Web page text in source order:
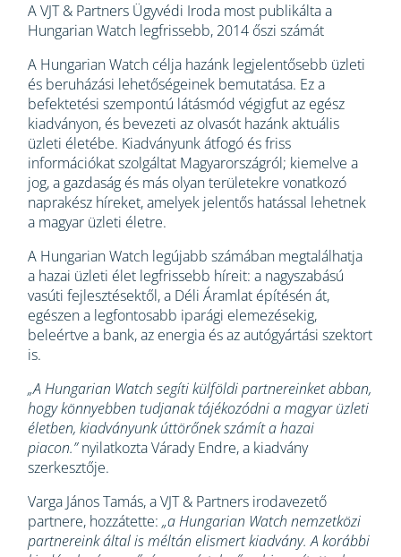
A VJT & Partners Ügyvédi Iroda most publikálta a
Hungarian Watch legfrissebb, 2014 őszi számát
A Hungarian Watch célja hazánk legjelentősebb üzleti
és beruházási lehetőségeinek bemutatása. Ez a
befektetési szempontú látásmód végigfut az egész
kiadványon, és bevezeti az olvasót hazánk aktuális
üzleti életébe. Kiadványunk átfogó és friss
információkat szolgáltat Magyarországról; kiemelve a
jog, a gazdaság és más olyan területekre vonatkozó
naprakész híreket, amelyek jelentős hatással lehetnek
a magyar üzleti életre.
A Hungarian Watch legújabb számában megtalálhatja
a hazai üzleti élet legfrissebb híreit: a nagyszabású
vasúti fejlesztésektől, a Déli Áramlat építésén át,
egészen a legfontosabb iparági elemezésekig,
beleértve a bank, az energia és az autógyártási szektort
is.
„A Hungarian Watch segíti külföldi partnereinket abban,
hogy könnyebben tudjanak tájékozódni a magyar üzleti
életben, kiadványunk úttörőnek számít a hazai
piacon.”nyilatkozta Várady Endre, a kiadvány
szerkesztője.
Varga János Tamás, a VJT & Partners irodavezető
partnere, hozzátette:„a Hungarian Watch nemzetközi
partnereink által is méltán elismert kiadvány. A korábbi